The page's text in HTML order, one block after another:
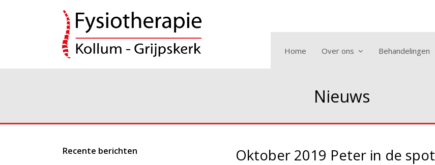
Home Over ons Behandelingen
Nieuws
Oktober 2019 Peter in de
Recente berichten